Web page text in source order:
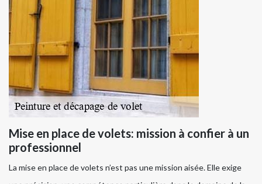
Mise en place de volets: mission à confier à un
professionnel
La mise en place de volets n’est pas une mission aisée. Elle exige